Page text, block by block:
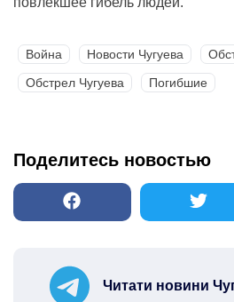
Война Новости Чугуева
Обстрел Чугуева
Погибшие
Поделитесь новостью
Читати новини